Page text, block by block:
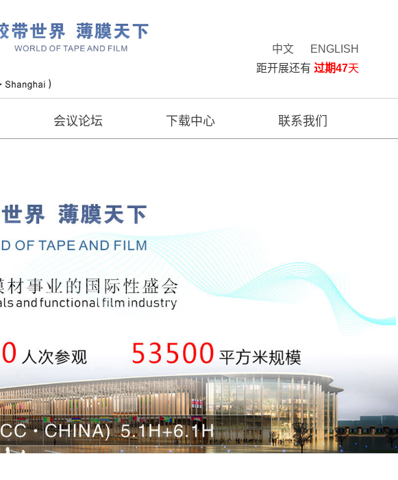
中文
ENGLISH
距开展还有 过期47天
会议论坛 下载中心 联系我们